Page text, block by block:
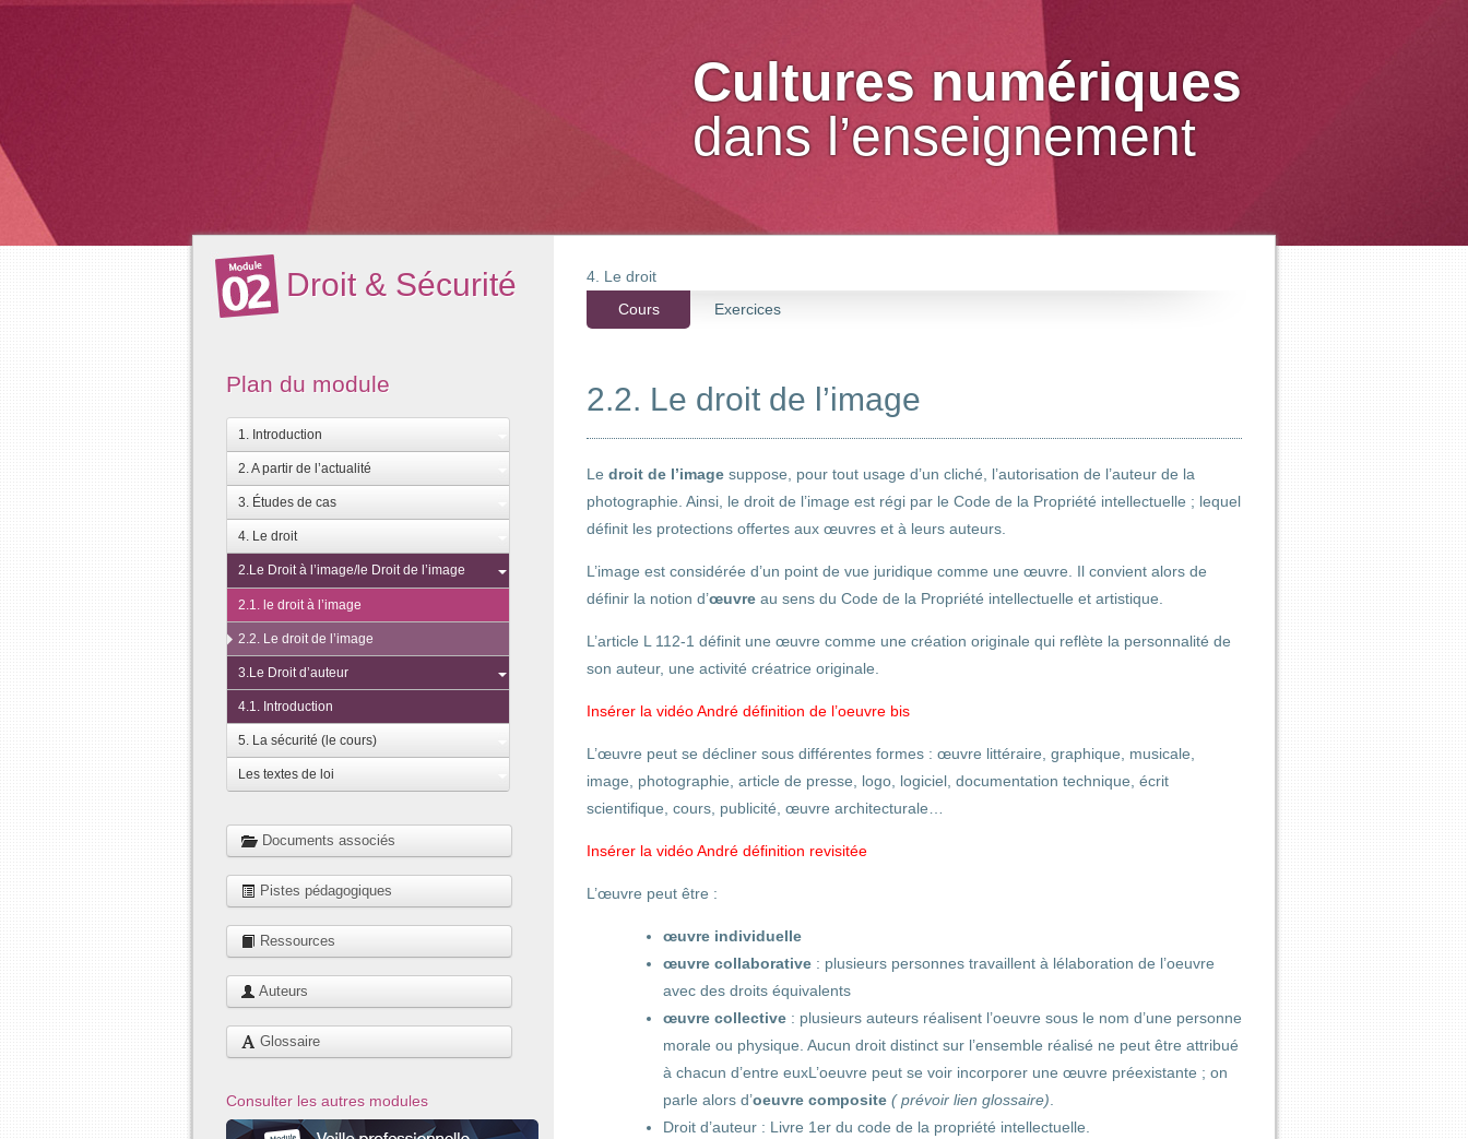
Cultures numériques
dans l’enseignement
Droit & Sécurité
Plan du module
1. Introduction
2. A partir de l’actualité
3. Études de cas
4. Le droit
2.Le Droit à l’image/le Droit de l’image
2.1. le droit à l’image
2.2. Le droit de l’image
3.Le Droit d’auteur
4.1. Introduction
5. La sécurité (le cours)
Les textes de loi
Documents associés
Pistes pédagogiques
Ressources
Auteurs
Glossaire
Consulter les autres modules
4. Le droit
Cours
Exercices
2.2. Le droit de l’image
Le droit de l’image suppose, pour tout usage d’un cliché, l’autorisation de l’auteur de la
photographie. Ainsi, le droit de l’image est régi par le Code de la Propriété intellectuelle ; lequel
définit les protections offertes aux œuvres et à leurs auteurs.
L’image est considérée d’un point de vue juridique comme une œuvre. Il convient alors de
définir la notion d’œuvre au sens du Code de la Propriété intellectuelle et artistique.
L’article L 112-1 définit une œuvre comme une création originale qui reflète la personnalité de
son auteur, une activité créatrice originale.
Insérer la vidéo André définition de l’oeuvre bis
L’œuvre peut se décliner sous différentes formes : œuvre littéraire, graphique, musicale,
image, photographie, article de presse, logo, logiciel, documentation technique, écrit
scientifique, cours, publicité, œuvre architecturale…
Insérer la vidéo André définition revisitée
L’œuvre peut être :
œuvre individuelle
œuvre collaborative : plusieurs personnes travaillent à lélaboration de l’oeuvre
avec des droits équivalents
œuvre collective : plusieurs auteurs réalisent l’oeuvre sous le nom d’une personne
morale ou physique. Aucun droit distinct sur l’ensemble réalisé ne peut être attribué
à chacun d’entre euxL’oeuvre peut se voir incorporer une œuvre préexistante ; on
parle alors d’oeuvre composite ( prévoir lien glossaire)
Droit d’auteur : Livre 1er du code de la propriété intellectuelle.